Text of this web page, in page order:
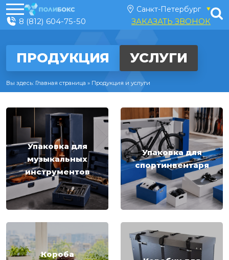
8 (812) 604-75-50 ЗАКАЗАТЬ ЗВОНОК
ПРОДУКЦИЯ УСЛУГИ
Вы здесь: Главная страница » Продукция и услуги
Упаковка для
музыкальных
инструментов
Упаковка для
спортинвентаря
Короба